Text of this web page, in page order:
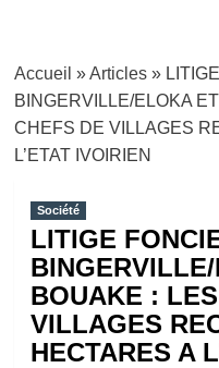
Accueil »Articles»
BINGERVILLE/ELOKA
CHEFS DE VILLAGES
L’ETAT IVOIRIEN
Société
LITIGE
BOUAKE :
VILLAGES
HECTARES A